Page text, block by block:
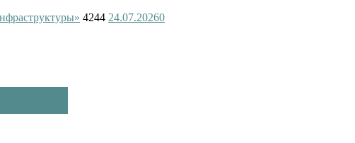
4244 24.07.20260